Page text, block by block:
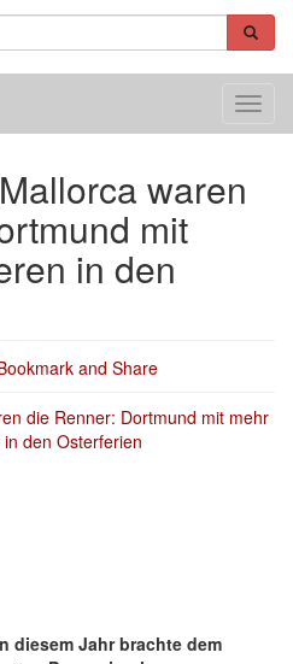
waren
mit
in den
diesem Jahr brachte dem